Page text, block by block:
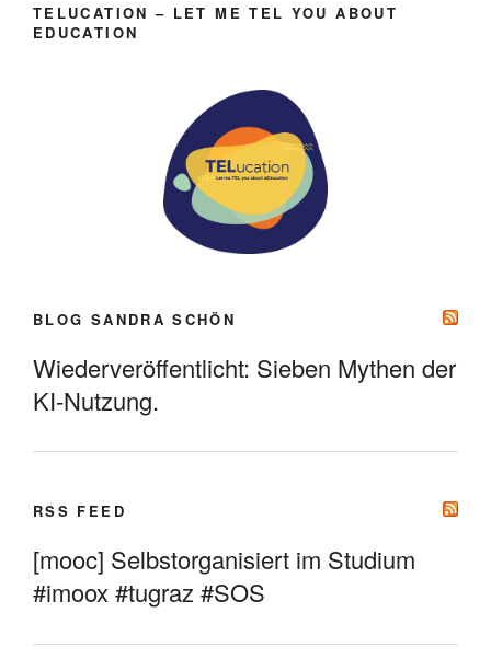
TELUCATION – LET ME TEL YOU ABOUT
EDUCATION
BLOG SANDRA SCHÖN
Wiederveröffentlicht: Sieben Mythen der
KI-Nutzung.
RSS FEED
[mooc] Selbstorganisiert im Studium
#imoox #tugraz #SOS